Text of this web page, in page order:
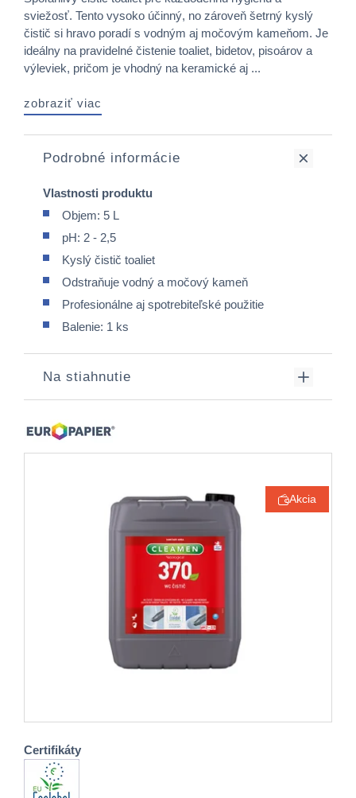
sviežosť. Tento vysoko účinný, no zároveň šetrný kyslý
čistič si hravo poradí s vodným aj močovým kameňom. Je
ideálny na pravidelné čistenie toaliet, bidetov, pisoárov a
výleviek, pričom je vhodný na keramické aj ...
zobraziť viac
Podrobné informácie
Vlastnosti produktu
Objem: 5 L
pH: 2 - 2,5
Kyslý čistič toaliet
Odstraňuje vodný a močový kameň
Profesionálne aj spotrebiteľské použitie
Balenie: 1 ks
Na stiahnutie
Akcia
Certifikáty